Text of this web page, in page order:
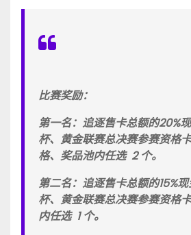
比赛奖励：
第一名：追逐售卡总额的20%
杯、黄金联赛总决赛参赛资格
格、奖品池内任选 2 个。
第二名：追逐售卡总额的15%
杯、黄金联赛总决赛参赛资格
内任选 1 个。